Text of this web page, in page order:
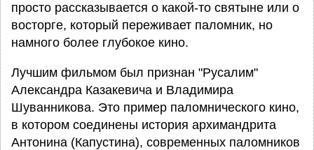
просто рассказывается о какой-то святыне или о
восторге, который переживает паломник, но
намного более глубокое кино.
Лучшим фильмом был признан "Русалим"
Александра Казакевича и Владимира
Шуванникова. Это пример паломнического кино,
в котором соединены история архимандрита
Антонина (Капустина), современных паломников